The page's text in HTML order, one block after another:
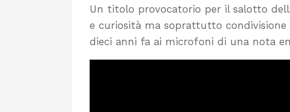
Un titolo provocatorio per il salotto
e curiosità ma soprattutto
dieci anni fa ai microfoni di una nota